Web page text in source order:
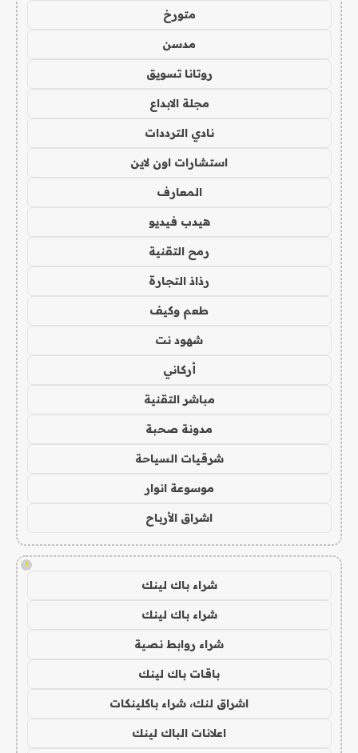
متورخ
مدسن
روتانا تسويق
مجلة الابداع
نادي الترددات
استشارات اون لاين
المعارف
هيدب فيديو
رمح التقنية
رذاذ التجارة
طعم وكيف
شهود نت
أركاني
مباشر التقنية
مدونة صحبة
شرقيات السياحة
موسوعة انوار
اشراق الأرباح
!
شراء باك لينك
شراء باك لينك
شراء روابط نصية
باقات باك لينك
اشراق لنك، شراء باكلينكات
اعلانات الباك لينك